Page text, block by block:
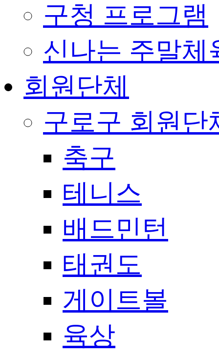
구청 프로그램
신나는 주말체
회원단체
구로구 회원단
축구
테니스
배드민턴
태권도
게이트볼
육상